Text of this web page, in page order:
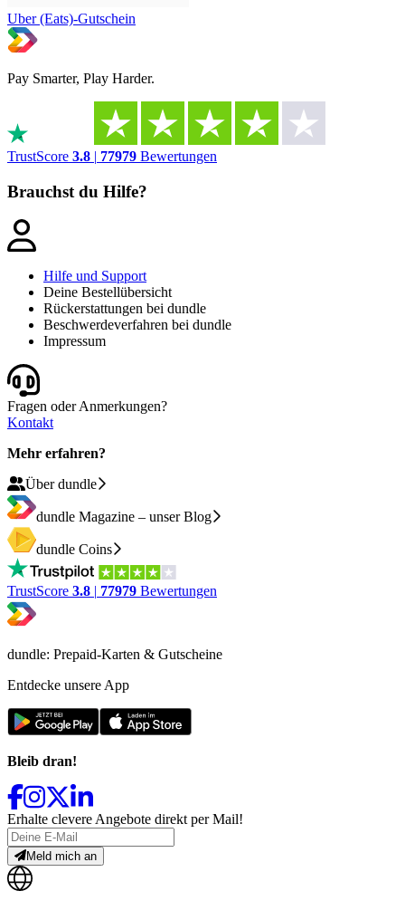
Uber (Eats)-Gutschein
Pay Smarter, Play Harder.
TrustScore 3.8 | 77979 Bewertungen
Brauchst du Hilfe?
Hilfe und Support
Deine Bestellübersicht
Rückerstattungen bei dundle
Beschwerdeverfahren bei dundle
Impressum
Fragen oder Anmerkungen?
Kontakt
Mehr erfahren?
Über dundle
dundle Magazine – unser Blog
dundle Coins
TrustScore 3.8 | 77979 Bewertungen
dundle: Prepaid-Karten & Gutscheine
Entdecke unsere App
Bleib dran!
Erhalte clevere Angebote direkt per Mail!
Meld mich an